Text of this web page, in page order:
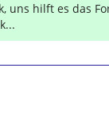
uns hilft es das